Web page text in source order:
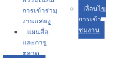
การเข้าร่วม
งานแสดง
แผนสื่อ
และการ
ตลาด
เงื่อนไข
การเข้า
ชมงาน